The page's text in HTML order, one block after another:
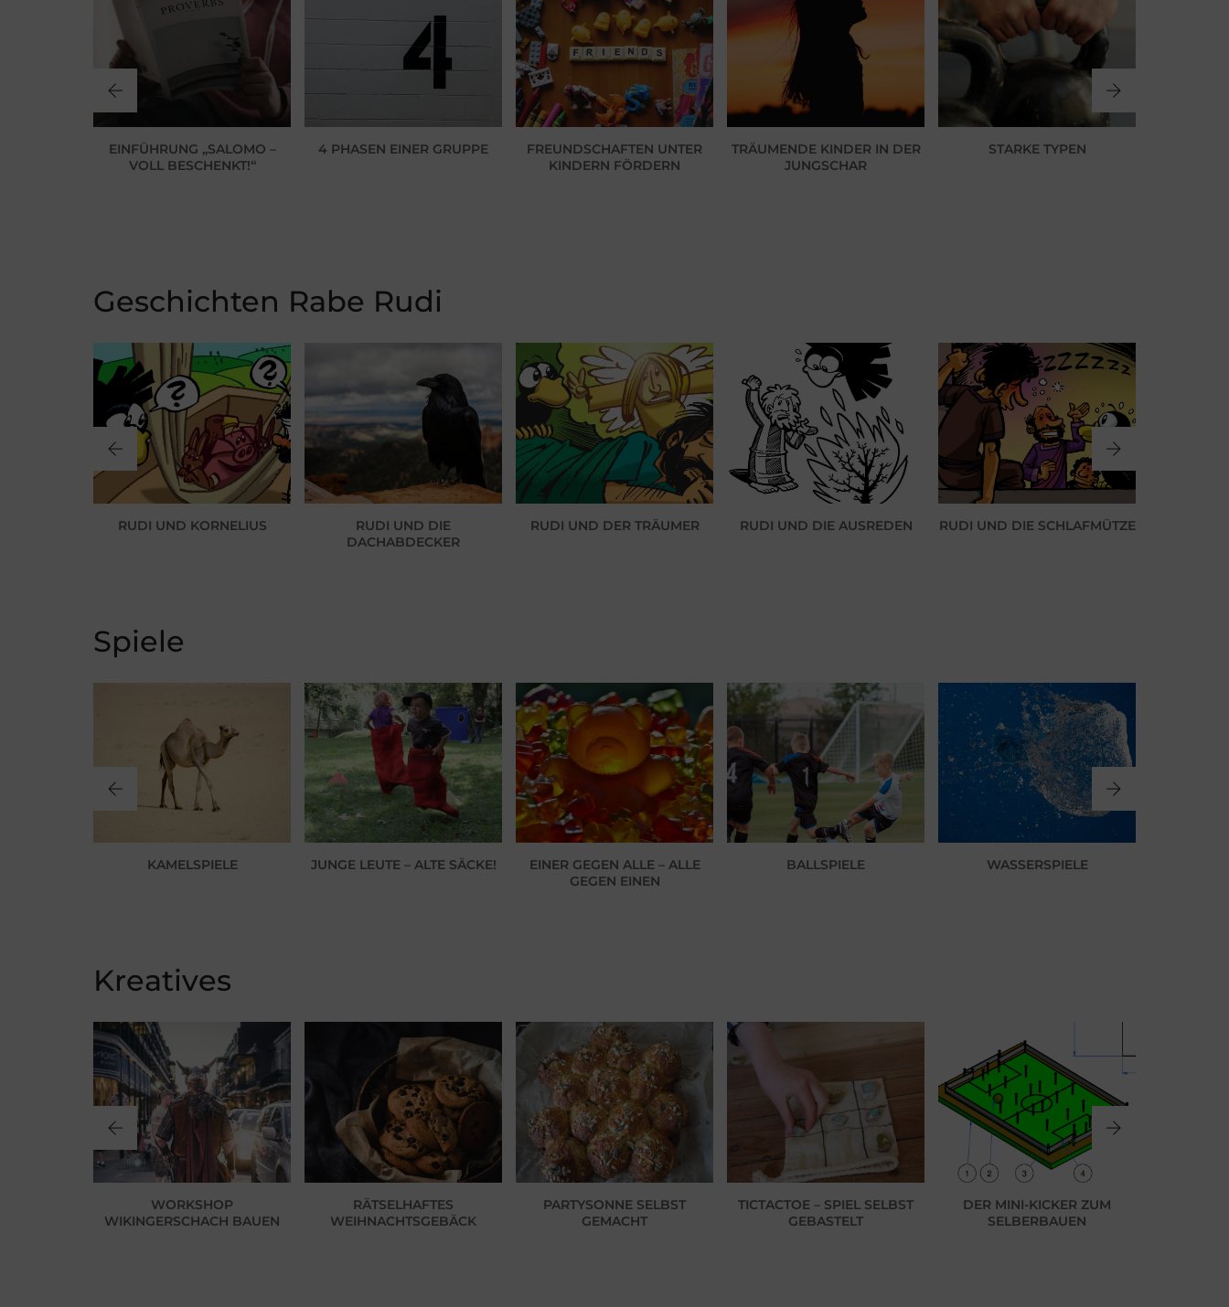
EINFÜHRUNG „SALOMO –
VOLL BESCHENKT!“
4 PHASEN EINER GRUPPE
FREUNDSCHAFTEN UNTER
KINDERN FÖRDERN
TRÄUMENDE KINDER IN DER
JUNGSCHAR
STARKE TYPEN
Geschichten Rabe Rudi
RUDI UND KORNELIUS
RUDI UND DIE
DACHABDECKER
RUDI UND DER TRÄUMER RUDI UND DIE AUSREDEN RUDI UND DIE SCHLAFMÜTZE
Spiele
KAMELSPIELE JUNGE LEUTE – ALTE SÄCKE!
EINER GEGEN ALLE – ALLE
GEGEN EINEN
BALLSPIELE WASSERSPIELE
Kreatives
WORKSHOP
WIKINGERSCHACH BAUEN
RÄTSELHAFTES
WEIHNACHTSGEBÄCK
PARTYSONNE SELBST
GEMACHT
TICTACTOE – SPIEL SELBST
GEBASTELT
DER MINI-KICKER ZUM
SELBERBAUEN